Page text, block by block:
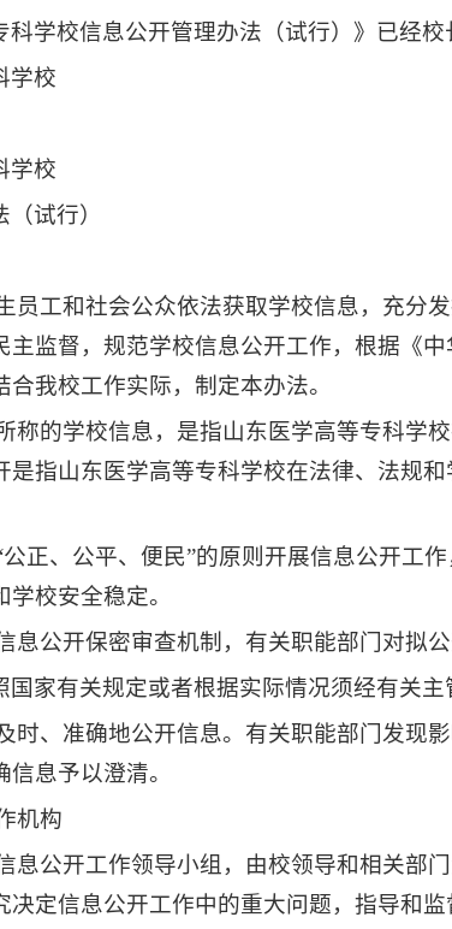
科学校信息公开管理办法（试行）》已经
学校
学校
试行）
员工和社会公众依法获取学校信息，充分
主监督，规范学校信息公开工作，根据《
我校工作实际，制定本办法。
称的学校信息，是指山东医学高等专科学
是指山东医学高等专科学校在法律、法规
正、公平、便民”的原则开展信息公开工
校安全稳定。
息公开保密审查机制，有关职能部门对拟
国家有关规定或者根据实际情况须经有关
时、准确地公开信息。有关职能部门发现
息予以澄清。
机构
息公开工作领导小组，由校领导和相关部
定信息公开工作中的重大问题，指导和监